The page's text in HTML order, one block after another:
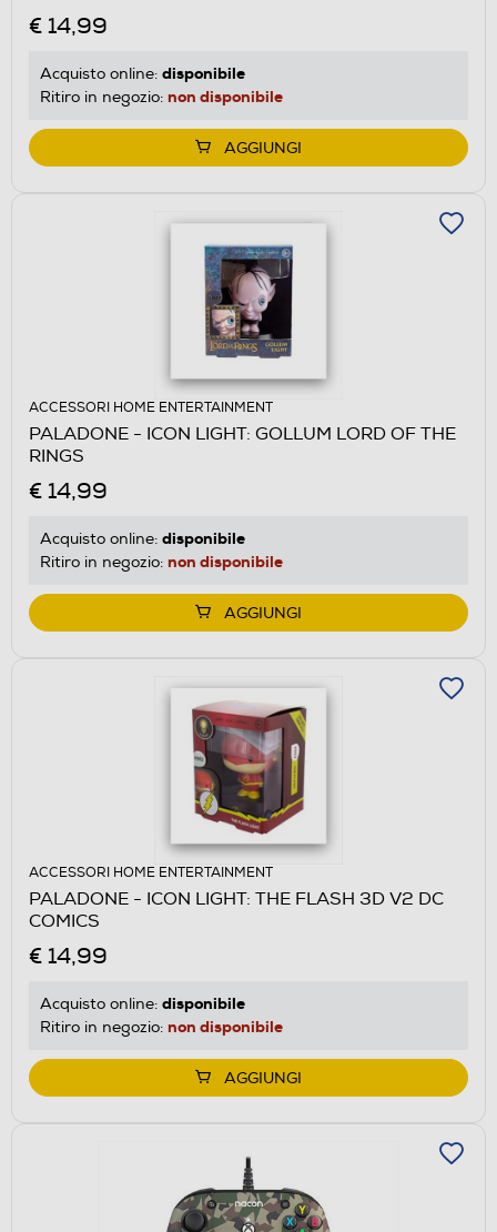
€ 14,99
Acquisto online: disponibile
Ritiro in negozio: non disponibile
AGGIUNGI
ACCESSORI HOME ENTERTAINMENT
PALADONE - ICON LIGHT: GOLLUM LORD OF THE
RINGS
€ 14,99
Acquisto online: disponibile
Ritiro in negozio: non disponibile
AGGIUNGI
ACCESSORI HOME ENTERTAINMENT
PALADONE - ICON LIGHT: THE FLASH 3D V2 DC
COMICS
€ 14,99
Acquisto online: disponibile
Ritiro in negozio: non disponibile
AGGIUNGI